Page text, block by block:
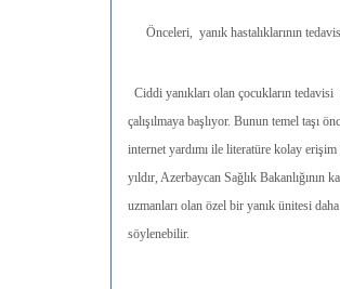
Önceleri, yanık hastalıklarının
Ciddi yanıkları olan çocukların
çalışılmaya başlıyor. Bunun temel taşı
internet yardımı ile literatüre kolay
yıldır, Azerbaycan Sağlık
uzmanları olan özel bir yanık ünitesi
söylenebilir.